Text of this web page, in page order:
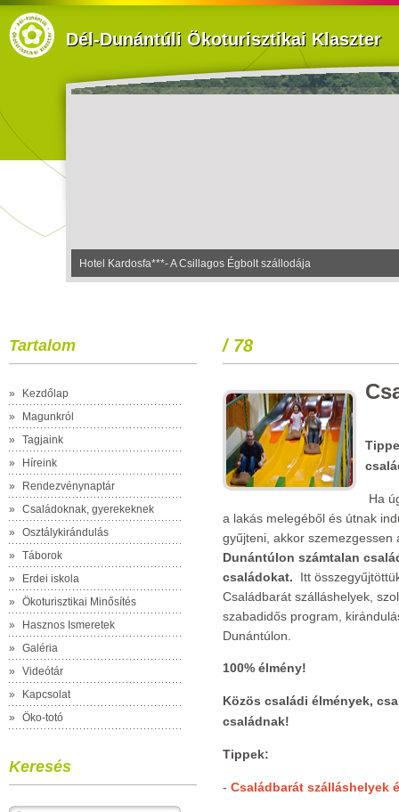
Dél-Dunántúli Ökoturisztikai Klaszter
Hotel Kardosfa***- A Csillagos Égbolt szállodája
Tartalom
»
Kezdőlap
»
Magunkról
»
Tagjaink
»
Híreink
»
Rendezvénynaptár
»
Családoknak, gyerekeknek
»
Osztálykirándulás
»
Táborok
»
Erdei iskola
»
Ökoturisztikai Minősítés
»
Hasznos Ismeretek
»
Galéria
»
Videótár
»
Kapcsolat
»
Öko-totó
Keresés
/ 78
Ha
a lakás melegéből és útnak
gyűjteni, akkor
Dunántúlon számtalan
családokat. Itt
Családbarát szálláshelyek,
szabadidős program,
Dunántúlon.
100% élmény!
Közös családi élmények,
családnak!
Tippek:
- Családbarát szálláshelyek